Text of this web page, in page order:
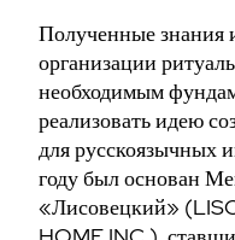
Полученные знания
организации
необходимым
реализовать идею
для русскоязычных
году был основан
«Лисовецкий»